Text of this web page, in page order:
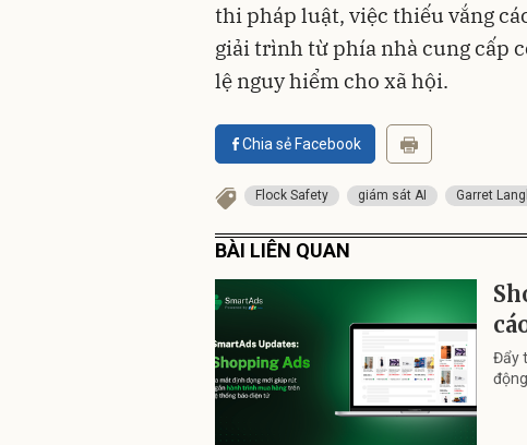
thi pháp luật, việc thiếu vắng
giải trình từ phía nhà cung cấp
lệ nguy hiểm cho xã hội.
Chia sẻ Facebook
Flock Safety giám sát AI Garret
BÀI LIÊN QUAN
Đẩy